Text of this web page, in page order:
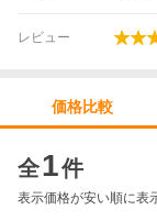
レビュー
価格比較
全1件
表示価格が安い順に表